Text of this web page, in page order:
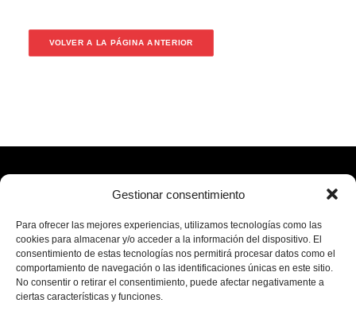
Gestionar consentimiento
Para ofrecer las mejores experiencias, utilizamos tecnologías como las
cookies para almacenar y/o acceder a la información del dispositivo. El
consentimiento de estas tecnologías nos permitirá procesar datos como el
comportamiento de navegación o las identificaciones únicas en este sitio.
No consentir o retirar el consentimiento, puede afectar negativamente a
ciertas características y funciones.
VOLVER A LA PÁGINA ANTERIOR
Aviso legal|Política de privacidad|Política de cookies|Política
de redes sociales